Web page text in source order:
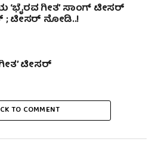
ಗೀತ’ ಸಾಂಗ್ ಟೀಸರ್
; ಟೀಸರ್ ನೋಡಿ..!
ಟೀಸರ್
TO COMMENT